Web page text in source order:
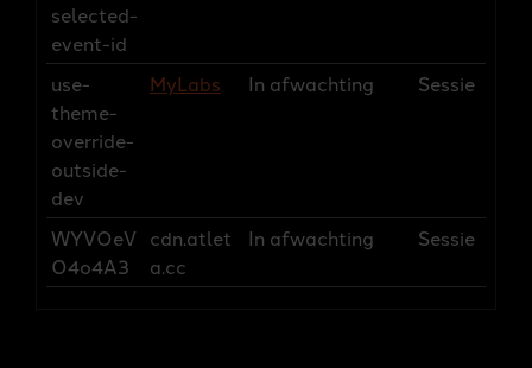
selected-
event-id
use-
theme-
override-
outside-
dev
MyLabs In afwachting Sessie
WYVOeV
O4o4A3
cdn.atlet
a.cc
In afwachting Sessie